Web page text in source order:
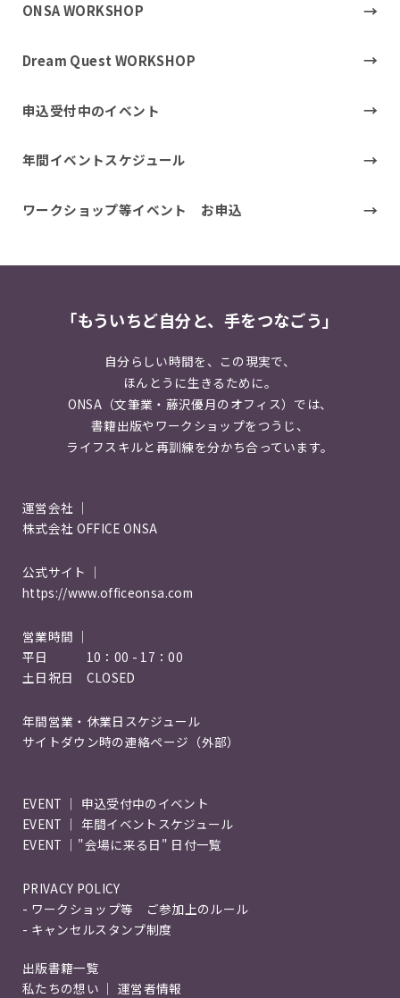
ONSA WORKSHOP
Dream Quest WORKSHOP
申込受付中のイベント
年間イベントスケジュール
ワークショップ等イベント お申込
「もういちど自分と、手をつなごう」
自分らしい時間を、この現実で、
ほんとうに生きるために。
ONSA（文筆業・藤沢優月のオフィス）では、
書籍出版やワークショップをつうじ、
ライフスキルと再訓練を分かち合っています。
運営会社 ｜
株式会社 OFFICE ONSA
公式サイト ｜
https://www.officeonsa.com
営業時間 ｜
平日 10：00 - 17：00
土日祝日 CLOSED
年間営業・休業日スケジュール
サイトダウン時の連絡ページ（外部）
EVENT ｜ 申込受付中のイベント
EVENT ｜ 年間イベントスケジュール
EVENT ｜"会場に来る日" 日付一覧
PRIVACY POLICY
- ワークショップ等 ご参加上のルール
- キャンセルスタンプ制度
出版書籍一覧
私たちの想い ｜ 運営者情報